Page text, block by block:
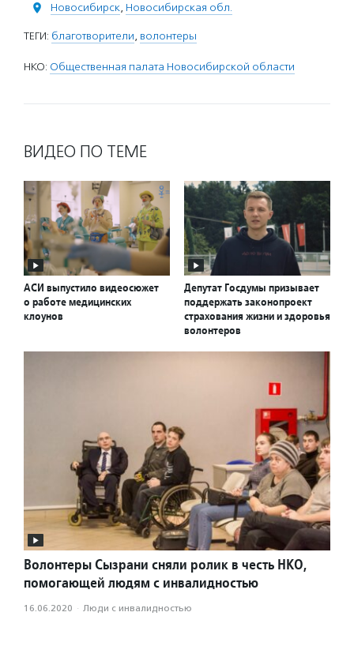
Новосибирск, Новосибирская обл.
ТЕГИ: благотворители, волонтеры
НКО: Общественная палата Новосибирской области
ВИДЕО ПО ТЕМЕ
АСИ выпустило видеосюжет
о работе медицинских
клоунов
Депутат Госдумы призывает
поддержать законопроект
страхования жизни и здоровья
волонтеров
Волонтеры Сызрани сняли ролик в честь НКО,
помогающей людям с инвалидностью
16.06.2020 · Люди с инвалидностью